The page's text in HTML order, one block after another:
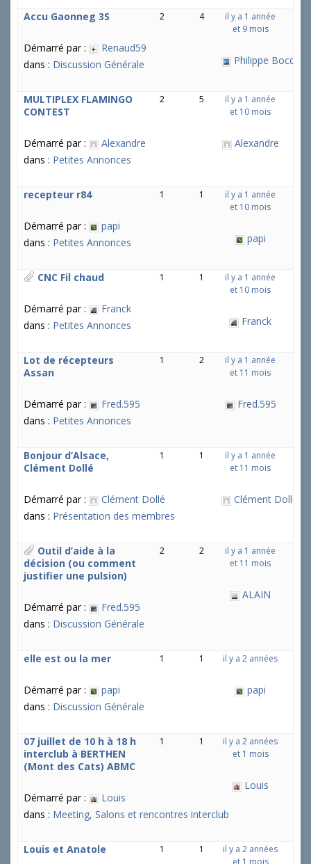
Accu Gaonneg 3S
Démarré par :
Renaud59
dans : Discussion Générale
2 4
il y a 1 année
et 9 mois
Philippe
MULTIPLEX FLAMINGO
CONTEST
Démarré par :
Alexandre
dans : Petites Annonces
2 5
il y a 1 année
et 10 mois
Alexandre
recepteur r84
Démarré par :
papi
dans : Petites Annonces
1 1
il y a 1 année
et 10 mois
papi
CNC Fil chaud
Démarré par :
Franck
dans : Petites Annonces
1 1
il y a 1 année
et 10 mois
Franck
Lot de récepteurs
Assan
Démarré par :
Fred.595
dans : Petites Annonces
1 2
il y a 1 année
et 11 mois
Fred.595
Bonjour d’Alsace,
Clément Dollé
Démarré par :
Clément Dollé
dans : Présentation des membres
1 1
il y a 1 année
et 11 mois
Clément Dollé
Outil d’aide à la
décision (ou comment
justifier une pulsion)
Démarré par :
Fred.595
dans : Discussion Générale
2 2
il y a 1 année
et 11 mois
ALAIN
elle est ou la mer
Démarré par :
papi
dans : Discussion Générale
1 1 il y a 2 années
papi
07 juillet de 10 h à 18 h
interclub à BERTHEN
(Mont des Cats) ABMC
Démarré par :
Louis
dans : Meeting, Salons et rencontres interclub
1 1
il y a 2 années
et 1 mois
Louis
Louis et Anatole 1 1
il y a 2 années